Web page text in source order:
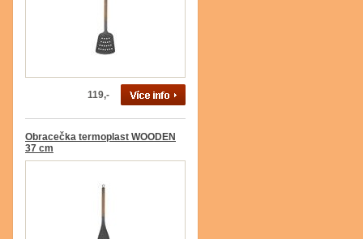
119,-
Obracečka termoplast WOODEN
37 cm